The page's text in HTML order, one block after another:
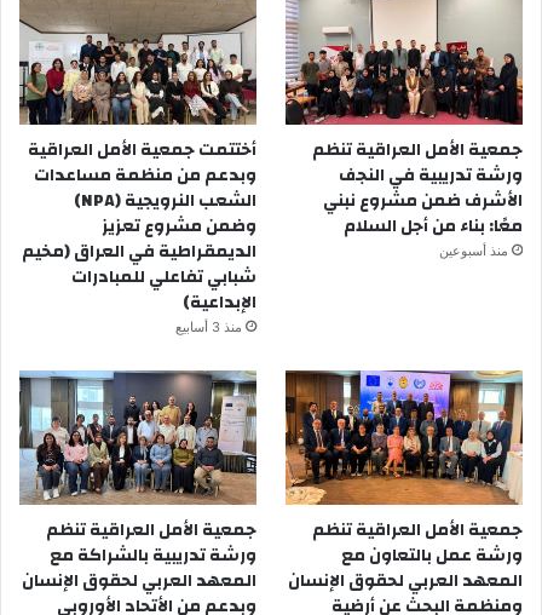
بدعم من برنامج الغذاء العالمي (WFP )، الذي استمر لفترة 30
شهراً، من تشرين الثاني عام 2000 وحتى نيسان 2003 ، واستفادت
منه 3017 أرملة، موزعات في 67 قرية و9 مجمعات سكنية في
محافظة أربيل. وقد تلقت المستفيدات دورات في التعليم والتثقيف
الصحي، والتسويق ومهارات أخرى أساسية ضرورية لنجاح المشروع.
للمزيد يرجى الأطلاع على المرفقات
سيداو
عيادات الأمل القانونية
الحملة الأعلامية للحركة النسائية
نشاطات نسوية متفرقة
أجتماع الهيئة العامة لشبكة النساء العراقية
جمعية الأمل العراقية تنظم
ورشة تدريبية في النجف
الأشرف ضمن مشروع نبني
معًا: بناء من أجل السلام
منذ أسبوعين
أختتمت جمعية الأمل العراقية
وبدعم من منظمة مساعدات
الشعب النرويجية (NPA)
وضمن مشروع تعزيز
الديمقراطية في العراق (مخيم
شبابي تفاعلي للمبادرات
الإبداعية)
منذ 3 أسابيع
جمعية الأمل العراقية تنظم
ورشة عمل بالتعاون مع
المعهد العربي لحقوق الإنسان
ومنظمة البحث عن أرضية
جمعية الأمل العراقية تنظم
ورشة تدريبية بالشراكة مع
المعهد العربي لحقوق الإنسان
وبدعم من الأتحاد الأوروبي